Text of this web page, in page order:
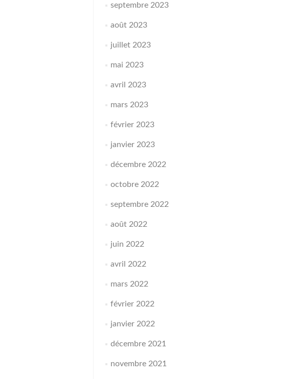
septembre 2023
août 2023
juillet 2023
mai 2023
avril 2023
mars 2023
février 2023
janvier 2023
décembre 2022
octobre 2022
septembre 2022
août 2022
juin 2022
avril 2022
mars 2022
février 2022
janvier 2022
décembre 2021
novembre 2021